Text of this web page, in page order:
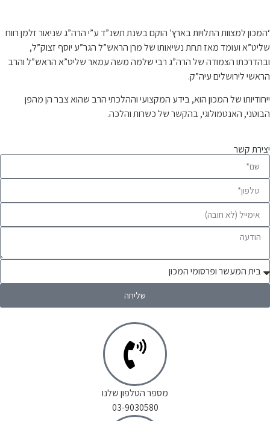
‘המכון למצוות התלויות בארץ’ הוקם בשנת תשנ”ד ע”י הרה”ג שניאור זלמן רווח
שליט”א ועומד מאז תחת נשיאותו של מרן הראש”ל הגר”ע יוסף זצוק”ל,
ובהדרכתו הצמודה של הרה”ג רבי שלמה משה עמאר שליט”א הראש”ל והרב
הראשי לירושלים עיה”ק.
ייחודיותו של המכון הוא, בידע המקצועי וההלכתי הרב שהוא צבר הן מהפן
הבוטני, האנטמולוגי, בהקשר של כשרות והלכה.
יצירת קשר
שליחה
מספר הטלפון שלנו
03-9030580